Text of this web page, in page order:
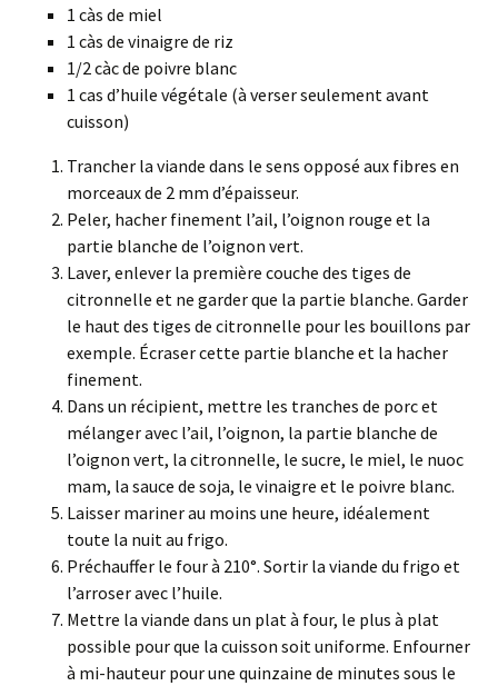
1 càs de miel
1 càs de vinaigre de riz
1/2 càc de poivre blanc
1 cas d’huile végétale (à verser seulement avant
cuisson)
Trancher la viande dans le sens opposé aux fibres en
morceaux de 2 mm d’épaisseur.
Peler, hacher finement l’ail, l’oignon rouge et la
partie blanche de l’oignon vert.
Laver, enlever la première couche des tiges de
citronnelle et ne garder que la partie blanche. Garder
le haut des tiges de citronnelle pour les bouillons par
exemple. Écraser cette partie blanche et la hacher
finement.
Dans un récipient, mettre les tranches de porc et
mélanger avec l’ail, l’oignon, la partie blanche de
l’oignon vert, la citronnelle, le sucre, le miel, le nuoc
mam, la sauce de soja, le vinaigre et le poivre blanc.
Laisser mariner au moins une heure, idéalement
toute la nuit au frigo.
Préchauffer le four à 210°. Sortir la viande du frigo et
l’arroser avec l’huile.
Mettre la viande dans un plat à four, le plus à plat
possible pour que la cuisson soit uniforme. Enfourner
à mi-hauteur pour une quinzaine de minutes sous le